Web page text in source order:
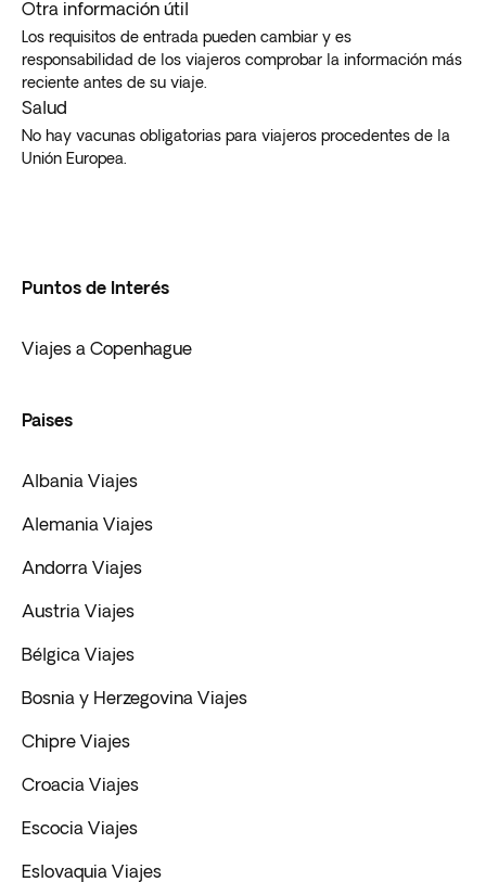
Otra información útil
Los requisitos de entrada pueden cambiar y es
responsabilidad de los viajeros comprobar la información más
reciente antes de su viaje.
Salud
No hay vacunas obligatorias para viajeros procedentes de la
Unión Europea.
Puntos de Interés
Viajes a Copenhague
Paises
Albania Viajes
Alemania Viajes
Andorra Viajes
Austria Viajes
Bélgica Viajes
Bosnia y Herzegovina Viajes
Chipre Viajes
Croacia Viajes
Escocia Viajes
Eslovaquia Viajes